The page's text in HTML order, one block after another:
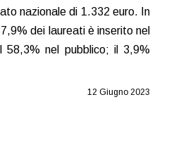
nazionale di 1.332 euro. In
dei laureati è inserito nel
58,3% nel pubblico; il 3,9%
12 Giugno 2023